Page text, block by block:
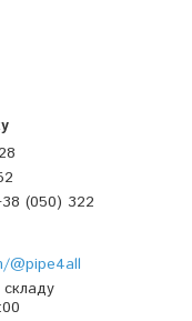
(050) 322
@pipe4all
складу